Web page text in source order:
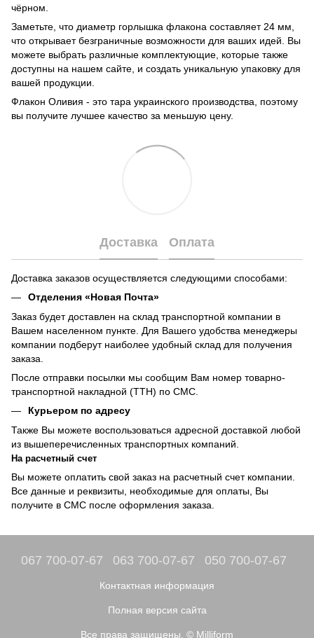
чёрном.
Заметьте, что диаметр горлышка флакона составляет 24 мм,
что открывает безграничные возможности для ваших идей. Вы
можете выбрать различные комплектующие, которые также
доступны на нашем сайте, и создать уникальную упаковку для
вашей продукции.
Флакон Оливия - это тара украинского производства, поэтому
вы получите лучшее качество за меньшую цену.
Доставка Оплата
Доставка заказов осуществляется следующими способами:
Отделения «Новая Почта»
Заказ будет доставлен на склад транспортной компании в
Вашем населенном пункте. Для Вашего удобства менеджеры
компании подберут наиболее удобный склад для получения
заказа.
После отправки посылки мы сообщим Вам номер товарно-
транспортной накладной (ТТН) по СМС.
Курьером по адресу
Также Вы можете воспользоваться адресной доставкой любой
из вышеперечисленных транспортных компаний.
На расчетный счет
Вы можете оплатить свой заказ на расчетный счет компании.
Все данные и реквизиты, необходимые для оплаты, Вы
получите в СМС после оформления заказа.
067 700-07-67 063 700-07-67 050 700-07-67
Контактная информация
Полная версия сайта
Все права защищены. © Milliform